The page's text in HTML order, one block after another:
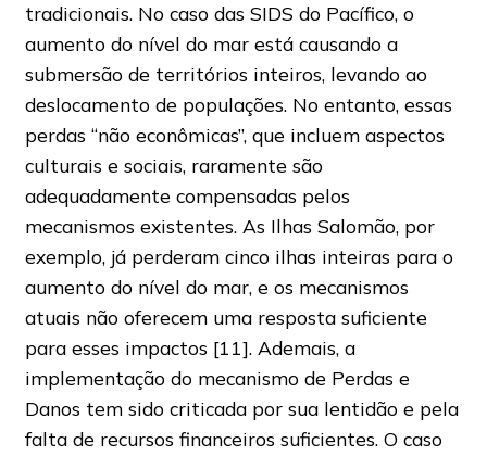
tradicionais. No caso das SIDS do Pacífico, o
aumento do nível do mar está causando a
submersão de territórios inteiros, levando ao
deslocamento de populações. No entanto, essas
perdas “não econômicas”, que incluem aspectos
culturais e sociais, raramente são
adequadamente compensadas pelos
mecanismos existentes. As Ilhas Salomão, por
exemplo, já perderam cinco ilhas inteiras para o
aumento do nível do mar, e os mecanismos
atuais não oferecem uma resposta suficiente
para esses impactos [11]. Ademais, a
implementação do mecanismo de Perdas e
Danos tem sido criticada por sua lentidão e pela
falta de recursos financeiros suficientes. O caso